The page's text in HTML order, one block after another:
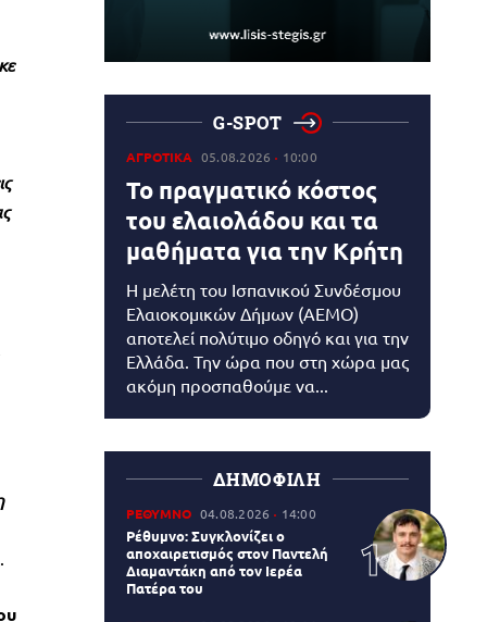
G-SPOT
ΑΓΡΟΤΙΚΑ 05.08.2026 10:00
Το πραγματικό κόστος
του ελαιολάδου και τα
μαθήματα για την Κρήτη
Η μελέτη του Ισπανικού Συνδέσμου
Ελαιοκομικών Δήμων (AEMO)
αποτελεί πολύτιμο οδηγό και για την
Ελλάδα. Την ώρα που στη χώρα μας
ακόμη προσπαθούμε να...
ΔΗΜΟΦΙΛΗ
ΡΕΘΥΜΝΟ 04.08.2026 14:00
Ρέθυμνο: Συγκλονίζει ο
αποχαιρετισμός στον Παντελή
Διαμαντάκη από τον Ιερέα
Πατέρα του